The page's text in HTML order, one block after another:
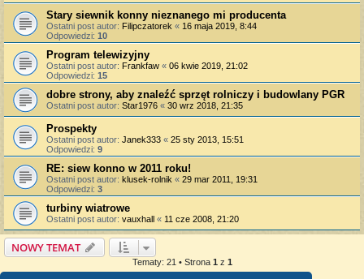
Stary siewnik konny nieznanego mi producenta
Ostatni post autor: Filipczatorek « 16 maja 2019, 8:44
Odpowiedzi: 10
Program telewizyjny
Ostatni post autor: Frankfaw « 06 kwie 2019, 21:02
Odpowiedzi: 15
dobre strony, aby znaleźć sprzęt rolniczy i budowlany PGR
Ostatni post autor: Star1976 « 30 wrz 2018, 21:35
Prospekty
Ostatni post autor: Janek333 « 25 sty 2013, 15:51
Odpowiedzi: 9
RE: siew konno w 2011 roku!
Ostatni post autor: klusek-rolnik « 29 mar 2011, 19:31
Odpowiedzi: 3
turbiny wiatrowe
Ostatni post autor: vauxhall « 11 cze 2008, 21:20
NOWY TEMAT
Tematy: 21 • Strona 1 z 1